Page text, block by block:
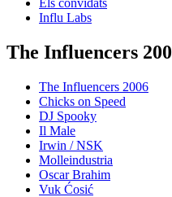
Els convidats
Influ Labs
The Influencers
The Influencers 2006
Chicks on Speed
DJ Spooky
Il Male
Irwin / NSK
Molleindustria
Oscar Brahim
Vuk Ćosić